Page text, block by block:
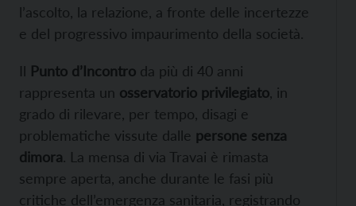
l’ascolto, la relazione, a fronte delle incertezze
e del progressivo impaurimento della società.
Il Punto d’Incontro da più di 40 anni
rappresenta un osservatorio privilegiato , in
grado di rilevare, per tempo, disagi e
problematiche vissute dalle persone senza
dimora. La mensa di via Travai è rimasta
sempre aperta, anche durante le fasi più
critiche dell’emergenza sanitaria, registrando